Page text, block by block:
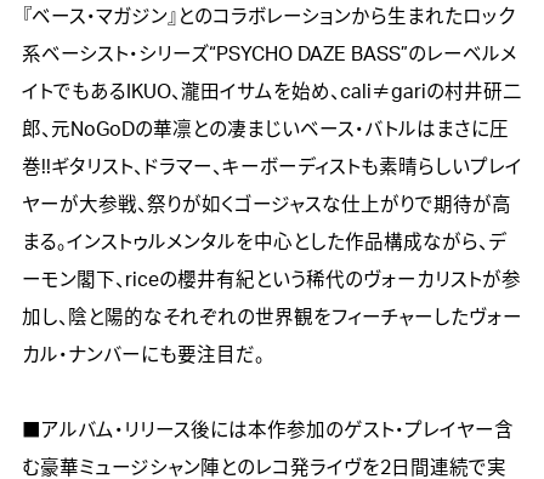
『ベース・マガジン』とのコラボレーションから生まれたロック
系ベーシスト・シリーズ“PSYCHO DAZE BASS”のレーベルメ
イトでもあるIKUO、瀧田イサムを始め、cali≠gariの村井研二
郎、元NoGoDの華凛との凄まじいベース・バトルはまさに圧
巻!!ギタリスト、ドラマー、キーボーディストも素晴らしいプレイ
ヤーが大参戦、祭りが如くゴージャスな仕上がりで期待が高
まる。インストゥルメンタルを中心とした作品構成ながら、デ
ーモン閣下、riceの櫻井有紀という稀代のヴォーカリストが参
加し、陰と陽的なそれぞれの世界観をフィーチャーしたヴォー
カル・ナンバーにも要注目だ。
■アルバム・リリース後には本作参加のゲスト・プレイヤー含
む豪華ミュージシャン陣とのレコ発ライヴを2日間連続で実